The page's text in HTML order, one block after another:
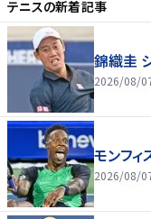
テニスの新着記事
錦織圭
2026/08/
モンフィ
2026/08/